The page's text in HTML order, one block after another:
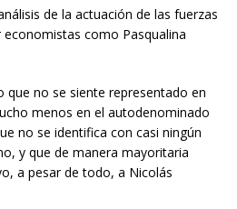
de la actuación de las fuerzas
como Pasqualina
que no se siente representado en
menos en el autodenominado
no se identifica con casi ningún
y que de manera mayoritaria
a pesar de todo, a Nicolás